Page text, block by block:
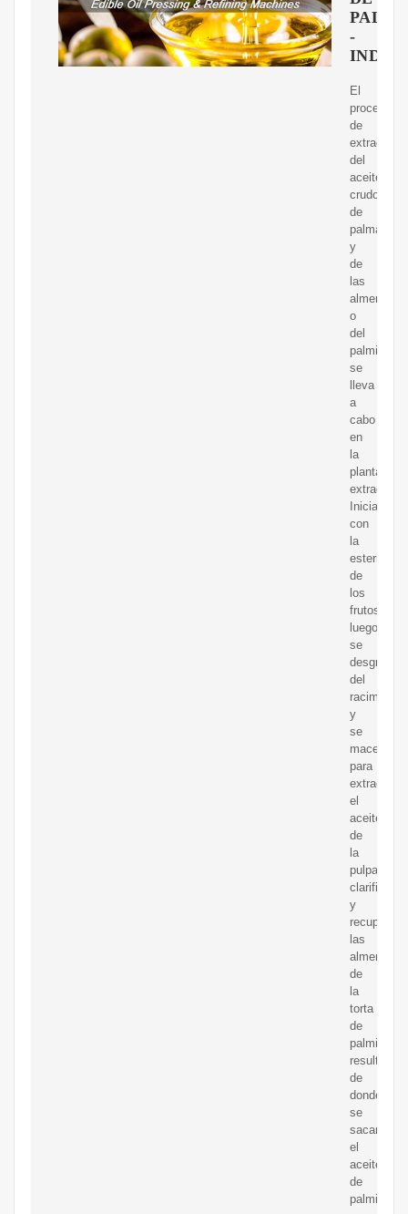
-
El
proceso
de
extracción
del
aceite
crudo
de
palma
y
de
las
almendras
o
del
palmiste
se
lleva
a
cabo
en
la
planta
extractora.
Inicia
con
la
de
los
frutos,
luego,
se
desgranan
del
racimo
y
se
maceran
para
extraer
el
aceite
de
la
pulpa,
clarificarlo
y
recuperar
las
almendras
de
la
torta
de
palmiste
resultante,
de
donde
se
sacará
el
aceite
de
palmiste.